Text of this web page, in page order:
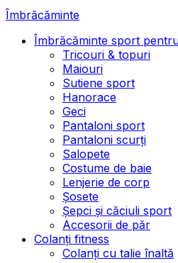
Îmbrăcăminte
Îmbrăcăminte sport
Tricouri & topuri
Maiouri
Sutiene sport
Hanorace
Geci
Pantaloni sport
Pantaloni scurți
Salopete
Costume de baie
Lenjerie de corp
Șosete
Șepci și căciuli sport
Accesorii de păr
Colanți fitness
Colanți cu talie înaltă